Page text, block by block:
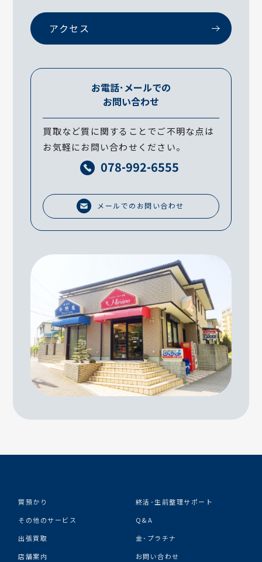
アクセス
お電話･メールでの
お問い合わせ
買取など質に関することでご不明な点は
お気軽にお問い合わせください。
078-992-6555
メールでのお問い合わせ
質預かり
終活･生前整理サポート
その他のサービス
Q&A
出張買取
金･プラチナ
店舗案内
お問い合わせ